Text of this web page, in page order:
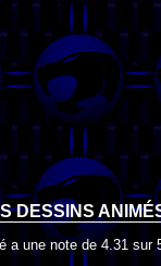
DESSINS
a une note de4.31 sur